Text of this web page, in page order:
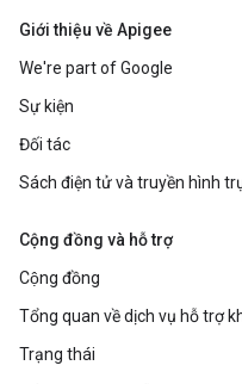
Giới thiệu về Apigee
We're part of Google
Sự kiện
Đối tác
Sách điện tử và truyền hình
Cộng đồng và hỗ trợ
Cộng đồng
Tổng quan về dịch vụ hỗ trợ
Trạng thái